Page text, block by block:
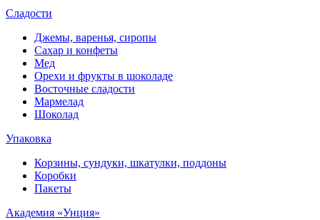
Сладости
Джемы, варенья, сиропы
Сахар и конфеты
Мед
Орехи и фрукты в шоколаде
Восточные сладости
Мармелад
Шоколад
Упаковка
Корзины, сундуки, шкатулки, поддоны
Коробки
Пакеты
Академия «Унция»